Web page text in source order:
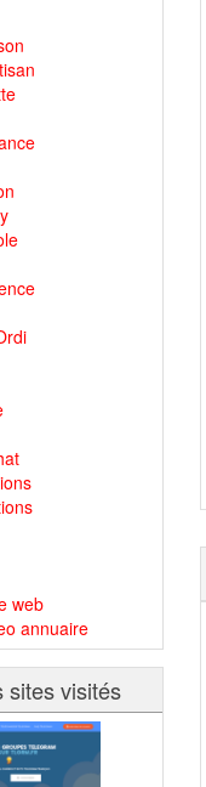
web
annuaire
sites visités